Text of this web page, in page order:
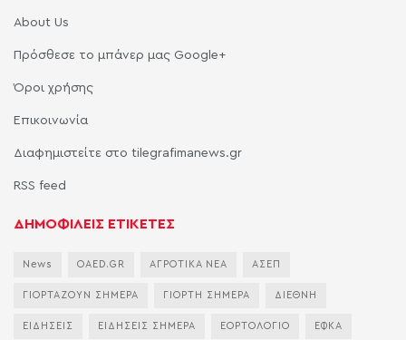
About Us
Πρόσθεσε το μπάνερ μας Google+
Όροι χρήσης
Επικοινωνία
Διαφημιστείτε στο tilegrafimanews.gr
RSS feed
ΔΗΜΟΦΙΛΕΙΣ ΕΤΙΚΕΤΕΣ
News OAED.GR ΑΓΡΟΤΙΚΑ ΝΕΑ ΑΣΕΠ
ΓΙΟΡΤΑΖΟΥΝ ΣΗΜΕΡΑ ΓΙΟΡΤΗ ΣΗΜΕΡΑ ΔΙΕΘΝΗ
ΕΙΔΗΣΕΙΣ ΕΙΔΗΣΕΙΣ ΣΗΜΕΡΑ ΕΟΡΤΟΛΟΓΙΟ ΕΦΚΑ